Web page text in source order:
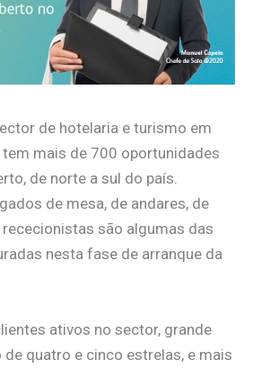
de hotelaria e turismo em
tem mais de 700 oportunidades
de norte a sul do país.
de mesa, de andares, de
são algumas das
nesta fase de arranque da
ativos no sector, grande
quatro e cinco estrelas, e mais